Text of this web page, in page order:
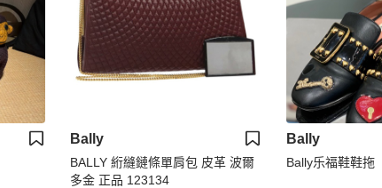
Bally
BALLY 絎縫鏈條單肩包 皮革 波爾
多金 正品 123134
Bally
Bally乐福鞋鞋拖